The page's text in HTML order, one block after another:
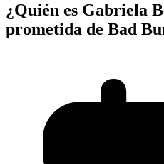
¿Quién es Gabriela
prometida de Bad